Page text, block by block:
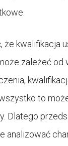
że kwalifikacja
zależeć od
to
Dlatego
analizować